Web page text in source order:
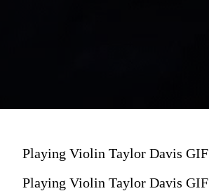
Playing Violin Taylor Davis GIF
Playing Violin Taylor Davis GIF